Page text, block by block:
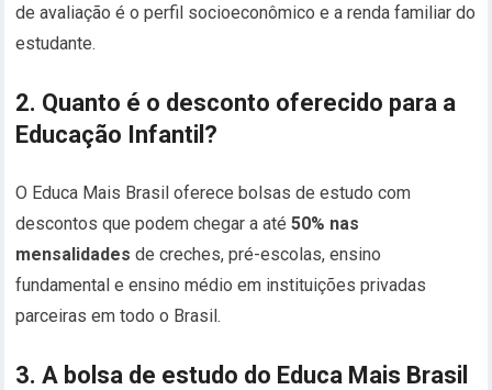
de avaliação é o perfil socioeconômico e a renda familiar do
estudante.
2. Quanto é o desconto oferecido para a
Educação Infantil?
O Educa Mais Brasil oferece bolsas de estudo com
descontos que podem chegar a até50% nas
mensalidades de creches, pré-escolas, ensino
fundamental e ensino médio em instituições privadas
parceiras em todo o Brasil.
3. A bolsa de estudo do Educa Mais Brasil